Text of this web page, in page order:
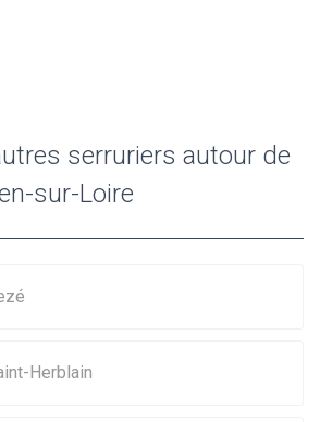
serruriers autour de
sur-Loire
Herblain